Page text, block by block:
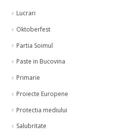
Lucrari
Oktoberfest
Partia Soimul
Paste in Bucovina
Primarie
Proiecte Europene
Protectia mediului
Salubritate